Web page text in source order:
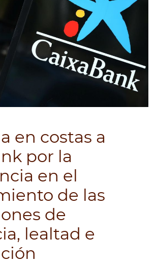
en costas a
por la
en el
de las
de
lealtad e